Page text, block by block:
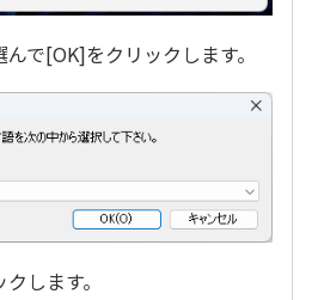
んで[OK]をクリックします。
します。